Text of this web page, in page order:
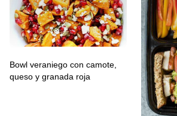
Bowl veraniego con camote,
queso y granada roja